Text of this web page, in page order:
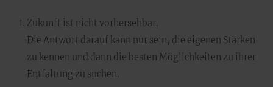
Zukunft ist nicht vorhersehbar.
Die Antwort darauf kann nur sein, die eigenen Stärken
zu kennen und dann die besten Möglichkeiten zu ihrer
Entfaltung zu suchen.